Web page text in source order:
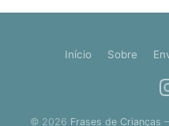
Início Sobre
© 2026 Frases de Crianças